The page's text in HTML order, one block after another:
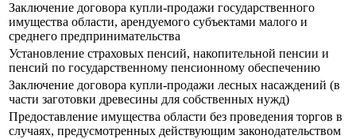
Заключение договора купли-продажи государственного
имущества области, арендуемого субъектами малого и
среднего предпринимательства
Установление страховых пенсий, накопительной пенсии и
пенсий по государственному пенсионному обеспечению
Заключение договора купли-продажи лесных насаждений (в
части заготовки древесины для собственных нужд)
Предоставление имущества области без проведения торгов в
случаях, предусмотренных действующим законодательством